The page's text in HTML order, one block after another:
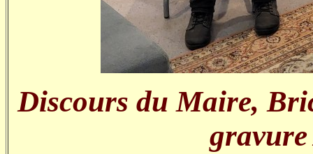
Discours du Maire,